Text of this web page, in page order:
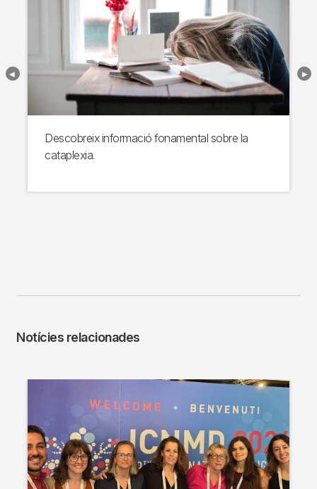
Descobreix informació fonamental sobre la
cataplexia.
Notícies relacionades